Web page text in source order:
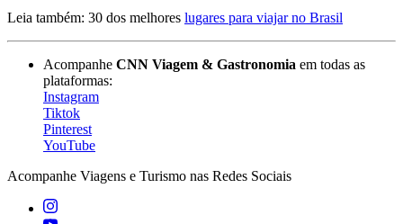
Leia também: 30 dos melhores lugares para viajar no Brasil
Acompanhe CNN Viagem & Gastronomia em todas as
plataformas:
Instagram
Tiktok
Pinterest
YouTube
Acompanhe Viagens e Turismo nas Redes Sociais